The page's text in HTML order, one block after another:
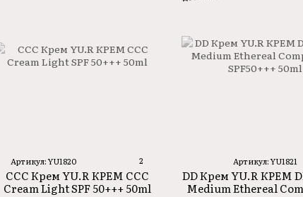
Артикул: YU1820 2
CCC Крем YU.R КРЕМ CCC
Cream Light SPF 50+++ 50ml
Артикул: YU1821
DD Крем YU.R КРЕМ
Medium Ethereal